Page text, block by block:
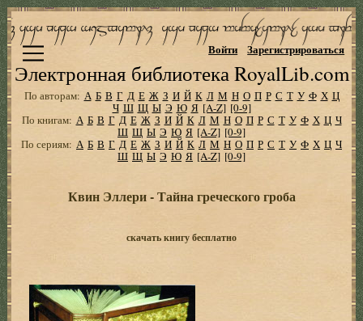
Электронная библиотека RoyalLib.com
Войти Зарегистрироваться
По авторам: А Б В Г Д Е Ж З И Й К Л М Н О П Р С Т У Ф Х Ц
Ч Ш Щ Ы Э Ю Я [A-Z] [0-9]
По книгам: А Б В Г Д Е Ж З И Й К Л М Н О П Р С Т У Ф Х Ц Ч
Ш Щ Ы Э Ю Я [A-Z] [0-9]
По сериям: А Б В Г Д Е Ж З И Й К Л М Н О П Р С Т У Ф Х Ц Ч
Ш Щ Ы Э Ю Я [A-Z] [0-9]
Квин Эллери - Тайна греческого гроба
скачать книгу бесплатно